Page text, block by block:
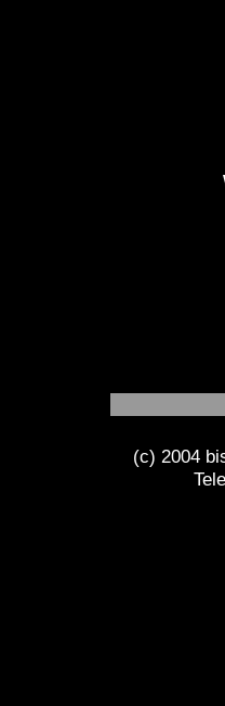
(c) 2004